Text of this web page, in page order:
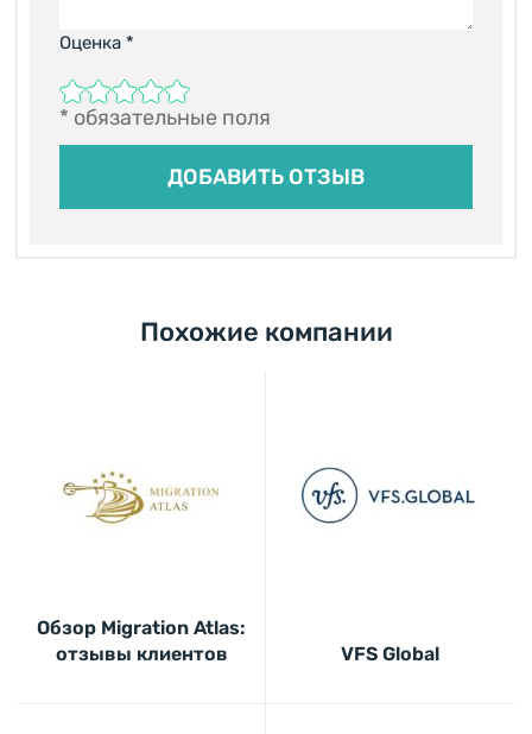
* обязательные поля
Оценка *
Похожие компании
Обзор Migration Atlas:
отзывы клиентов
VFS Global